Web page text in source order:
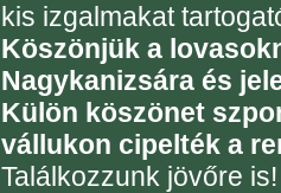
kis izgalmakat
Köszönjük a
Nagykanizsára és
Külön köszönet
vállukon cipelték a
Találkozzunk jövőre is!